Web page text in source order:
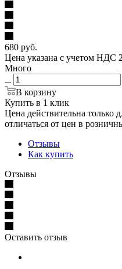
680 руб.
Цена указана с учетом НДС
Много
В корзину
Купить в 1 клик
Цена действительна только
отличаться от цен в
Отзывы
Как купить
Отзывы
Оставить отзыв